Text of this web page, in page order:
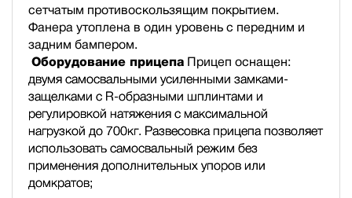
сетчатым противоскользящим покрытием.
Фанера утоплена в один уровень с передним и
задним бампером.
Оборудование прицепа Прицеп оснащен:
двумя самосвальными усиленными замками-
защелками с R-образными шплинтами и
регулировкой натяжения с максимальной
нагрузкой до 700кг. Развесовка прицепа позволяет
использовать самосвальный режим без
применения дополнительных упоров или
домкратов;